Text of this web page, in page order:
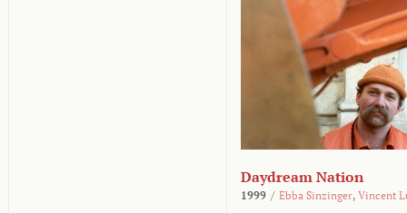
Daydream Nation
1999 / Ebba Sinzinger, Vincent